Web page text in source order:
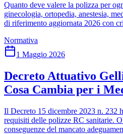
Quanto deve valere la polizza per
ginecologia, ortopedia, anestesia,
di riferimento aggiornata 2026 con
Normativa
1 Maggio 2026
Decreto Attuativo
Cosa Cambia per i
Il Decreto 15 dicembre 2023 n. 232
requisiti delle polizze RC sanitarie.
conseguenze del mancato